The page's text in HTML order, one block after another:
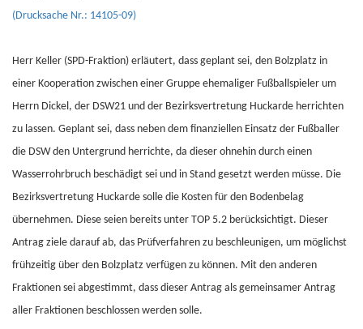
(Drucksache Nr.: 14105-09)
Herr Keller (SPD-Fraktion) erläutert, dass geplant sei, den Bolzplatz in
einer Kooperation zwischen einer Gruppe ehemaliger Fußballspieler um
Herrn Dickel, der DSW21 und der Bezirksvertretung Huckarde herrichten
zu lassen. Geplant sei, dass neben dem finanziellen Einsatz der Fußballer
die DSW den Untergrund herrichte, da dieser ohnehin durch einen
Wasserrohrbruch beschädigt sei und in Stand gesetzt werden müsse. Die
Bezirksvertretung Huckarde solle die Kosten für den Bodenbelag
übernehmen. Diese seien bereits unter TOP 5.2 berücksichtigt. Dieser
Antrag ziele darauf ab, das Prüfverfahren zu beschleunigen, um möglichst
frühzeitig über den Bolzplatz verfügen zu können. Mit den anderen
Fraktionen sei abgestimmt, dass dieser Antrag als gemeinsamer Antrag
aller Fraktionen beschlossen werden solle.